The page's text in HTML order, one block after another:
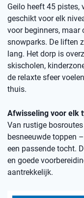
Geilo heeft 45 pistes,
geschikt voor elk
voor beginners, maar
snowparks. De liften
lang. Het dorp is
skischolen,
de relaxte sfeer
thuis.
Afwisseling voor elk
Van rustige
besneeuwde toppen
een passende tocht.
en goede
aantrekkelijk.